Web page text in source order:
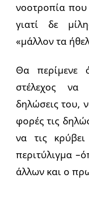
νοοτροπία που
γιατί δε
«μάλλον τα
Θα περίμενε
στέλεχος να
δηλώσεις του,
φορές τις
να τις
περιτύλιγμα
άλλων και ο